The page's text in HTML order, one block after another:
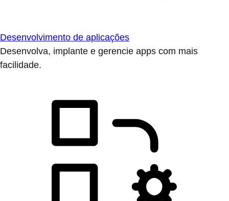
Desenvolvimento de aplicações
Desenvolva, implante e gerencie apps com mais
facilidade.